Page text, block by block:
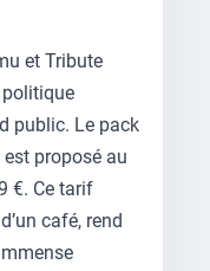
et Tribute
public. Le pack
proposé au
€. Ce tarif
café, rend